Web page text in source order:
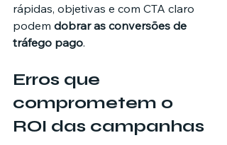
rápidas, objetivas e com CTA claro
podem dobrar as conversões de
tráfego pago.
Erros que
comprometem o
ROI das campanhas